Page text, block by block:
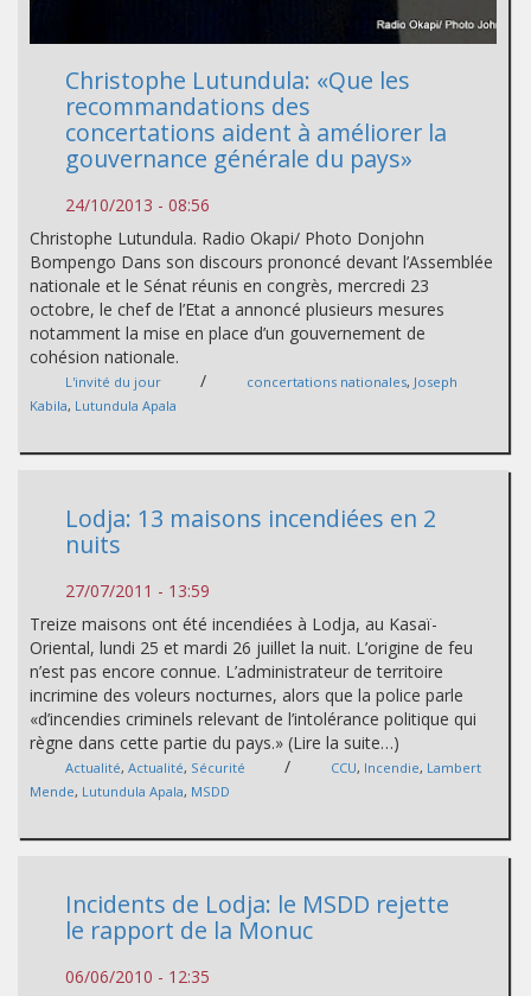
Christophe Lutundula: «Que les
recommandations des
concertations aident à améliorer la
gouvernance générale du pays»
24/10/2013 - 08:56
Christophe Lutundula. Radio Okapi/ Photo Donjohn
Bompengo Dans son discours prononcé devant l’Assemblée
nationale et le Sénat réunis en congrès, mercredi 23
octobre, le chef de l’Etat a annoncé plusieurs mesures
notamment la mise en place d’un gouvernement de
cohésion nationale.
L'invité du jour / concertations nationales, Joseph
Kabila, Lutundula Apala
Lodja: 13 maisons incendiées en 2
nuits
27/07/2011 - 13:59
Treize maisons ont été incendiées à Lodja, au Kasaï-
Oriental, lundi 25 et mardi 26 juillet la nuit. L’origine de feu
n’est pas encore connue. L’administrateur de territoire
incrimine des voleurs nocturnes, alors que la police parle
«d’incendies criminels relevant de l’intolérance politique qui
règne dans cette partie du pays.» (Lire la suite…)
Actualité, Actualité, Sécurité / CCU, Incendie, Lambert
Mende, Lutundula Apala, MSDD
Incidents de Lodja: le MSDD rejette
le rapport de la Monuc
06/06/2010 - 12:35